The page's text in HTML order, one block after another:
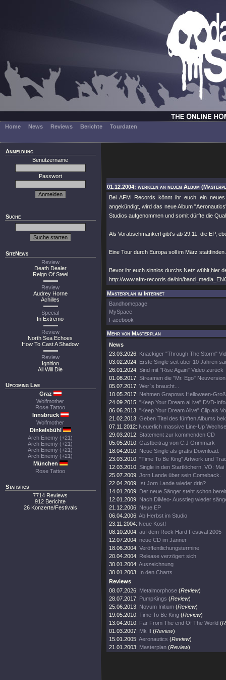
Home News Reviews Berichte Tourdaten
Anmeldung
Benutzername
Passwort
Suche
SiteNews
Review
Death Dealer
Reign Of Steel
Review
Audrey Horne
Achilles
Special
In Extremo
Review
North Sea Echoes
How To Cast A Shadow
Review
Ignition
All Will Die
Upcoming Live
Graz
Wolfmother
Rose Tattoo
Innsbruck
Wolfmother
Dinkelsbühl
Arch Enemy (+21)
Arch Enemy (+21)
Arch Enemy (+21)
Arch Enemy (+21)
München
Rose Tattoo
Statistics
7714 Reviews
912 Berichte
26 Konzerte/Festivals
01.12.2004: werkeln an neuem Album
Bei AFM Records könnt ihr euch ein
angekündigt, wird das neue Album
Studios aufgenommen und somit dürfte die
Als Vorabschmankerl gibt's ab 29.11. die EP,
Eine Tour durch Europa soll im März stattfinden.
Bevor ihr euch sinnlos durchs Netz wühlt,hier
http://www.afm-records.de/bin/
Masterplan im Internet
Bandhomepage
MySpace
Facebook
Mehr von Masterplan
News
23.03.2026: Knackiger "Through The Storm"
03.02.2024: Erste Single seit über 10 Jahren
26.01.2024: Sind mit "Rise Again" Video zurück
01.08.2017: Streamen die "Mr. Ego" Neuversion
05.07.2017: Wer`s braucht...
10.05.2017: Nehmen Grapows Helloween-
24.09.2015: "Keep Your Dream aLive" DVD-
06.06.2013: "Keep Your Dream Alive" Clip als
21.02.2013: Geben Titel des fünften Albums
07.11.2012: Neuerlich massive Line-Up
29.03.2012: Statement zur kommenden CD
05.05.2010: Gastbeitrag von C.J Grimmark
18.04.2010: Neue Single als gratis Download.
23.03.2010: "Time To Be King" Artwork und
12.03.2010: Single in den Startlöchern, VÖ: Mai
25.07.2009: Jorn Lande über sein Comeback.
22.04.2009: Ist Jorn Lande wieder drin?
14.01.2009: Der neue Sänger steht schon
12.01.2009: Nach DiMeo- Ausstieg wieder
21.12.2006: Neue EP
06.04.2006: Ab Herbst im Studio
23.11.2004: Neue Kost!
08.10.2004: auf dem Rock Hard Festival 2005
12.07.2004: neue CD im Jänner
18.06.2004: Veröffentlichungstermine
20.04.2004: Release verzögert sich
30.01.2004: Auszeichnung
30.01.2003: In den Charts
Reviews
08.07.2026: Metalmorphose (Review)
28.07.2017: PumpKings (Review)
25.06.2013: Novum Initium (Review)
19.05.2010: Time To Be King (Review)
13.04.2010: Far From The end Of The World (
01.03.2007: Mk II (Review)
15.01.2005: Aeronautics (Review)
21.01.2003: Masterplan (Review)